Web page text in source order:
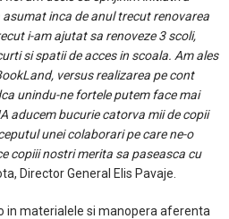
inca de anul trecut renovarea
i-am ajutat sa renoveze 3 scoli,
si spatii de acces in scoala. Am ales
versus realizarea pe cont
unindu-ne fortele putem face mai
aducem bucurie catorva mii de copii
unei colaborari pe care ne-o
copiii nostri merita sa paseasca cu
Director General Elis Pavaje.
in materialele si manopera aferenta